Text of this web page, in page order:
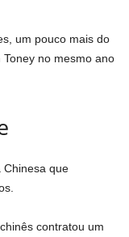
um pouco mais do
no mesmo ano
Chinesa que
contratou um